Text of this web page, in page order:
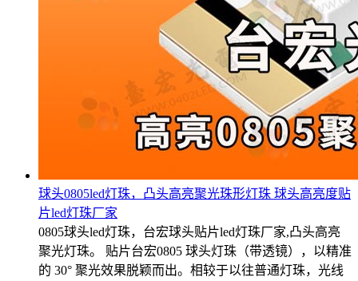
球头0805led灯珠，凸头高亮聚光珠形灯珠 球头高亮度贴
片led灯珠厂家
0805球头led灯珠，台宏球头贴片led灯珠厂家,凸头高亮
聚光灯珠。 贴片台宏0805 球头灯珠（带透镜），以精准
的 30° 聚光效果脱颖而出。相较于以往普通灯珠，光线